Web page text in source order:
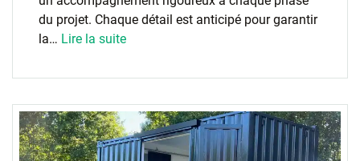
du projet. Chaque détail est anticipé pour garantir
la… Lire la suite